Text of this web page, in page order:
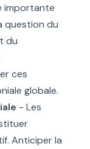
importante
question du
du
ces
globale.
- Les
Anticiper la